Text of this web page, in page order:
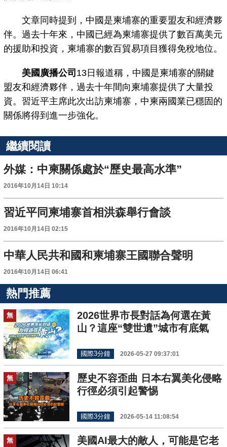
文章同時提到，中國是柬埔寨的重要盟友和經濟夥
伴。過去十年來，中國已經為柬埔寨提供了數百萬美元
的援助和投資，柬埔寨的數百貿易項目獲得免稅地位。
美國廣播公司 13日報道稱，中國是柬埔寨的關鍵
盟友和經濟夥伴，過去十年間向柬埔寨提供了大量投
資。習近平主席此次出訪柬埔寨，中柬兩國業已穩固的
關係將得到進一步強化。
繼續閱讀
外媒：中柬關係處於“歷史最高水準”
2016年10月14日 10:14
習近平同柬埔寨首相洪森舉行會談
2016年10月14日 02:15
中華人民共和國和柬埔寨王國聯合聲明
2016年10月14日 06:41
熱門推薦
無
2026世界市長對話為何選在黃
山？這座“雙世遺”城市有底氣
國際3分鐘 2026-05-27 09:37:01
無
歷史不容歪曲 日本右翼美化侵略
行徑必須引起警惕
國際3分鐘 2026-05-14 11:08:54
無
美國AI最大的敵人，可能是它老